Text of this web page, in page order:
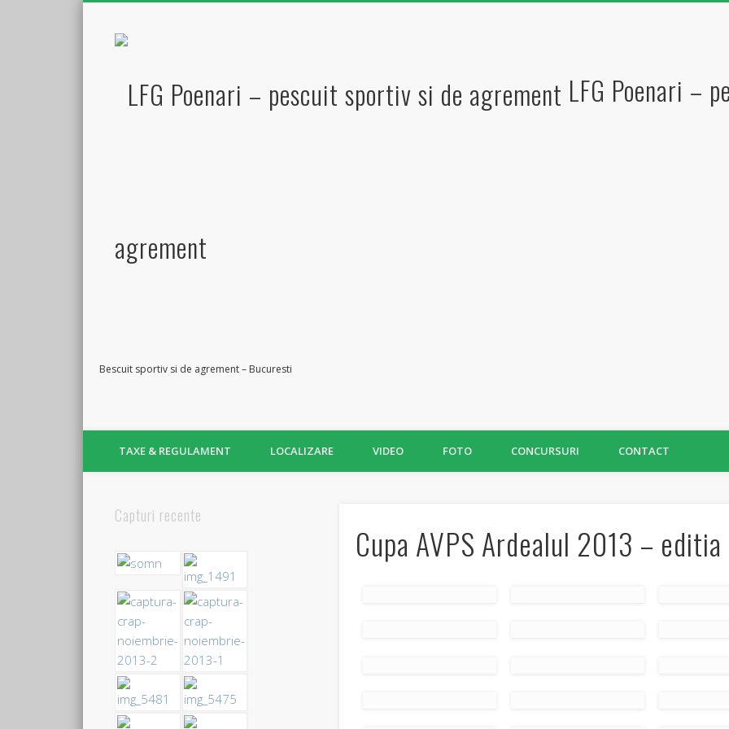
LFG Poenari –
agrement
Bescuit sportiv si de agrement – Bucuresti
Facebook
TAXE & REGULAMENT LOCALIZARE VIDEO FOTO CONCURSURI CONTACT
Cupa AVPS Ardealul 2013 –
Capturi recente